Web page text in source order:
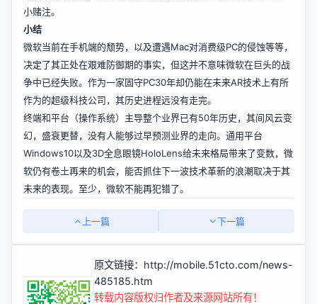
小赌注。
小结
微软当前在手机端的颓势，以及遭遇Mac对消费级PC的侵蚀等等，
决定了其正处在艰难防御期的事实，但这并不意味微软在巨头的战
争中已经失败。作为一家固守PC30年却仍能在未来AR技术上有所
作为的超级科技公司，其历史进程远没有走完。
终端和平台（操作系统）主导整个业界已有50年历史，其间风云变
幻，盛衰更替，没有人能够过早预测业界的走向。通用平台
Windows10以及3D全息眼镜HoloLens给未来格局带来了变数，微
软仍有卷土再来的机会，能否抓住下一波技术革新的浪潮取决于其
未来的表现。至少，微软不能再犯错了。
上一篇 下一篇
原文链接： http://mobile.51cto.com/news-
485185.htm
转载内容版权归作者及来源网站所有！